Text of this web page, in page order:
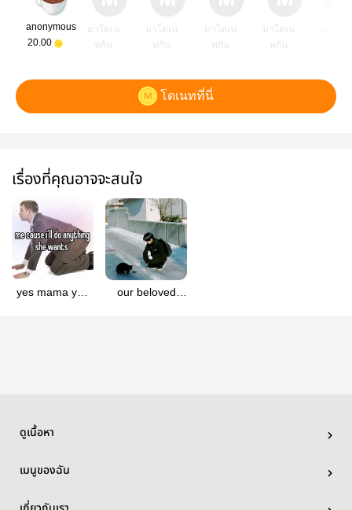
anonymous
20.00
มาโดเน
ทกัน
มาโดเน
ทกัน
มาโดเน
ทกัน
มาโดเน
ทกัน
โดเนทที่นี่
เรื่องที่คุณอาจจะสนใจ
yes mama yes
our beloved
ดูเนื้อหา
เมนูของฉัน